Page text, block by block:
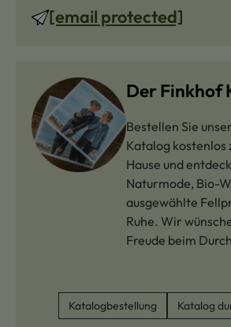
[email protected]
Der Finkhof
Bestellen Sie
Katalog kostenlos
Hause und
Naturmode, Bio-
ausgewählte
Ruhe. Wir
Freude beim
Katalogbestellung Katalog